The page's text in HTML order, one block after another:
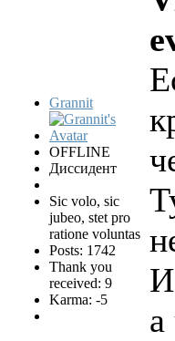
Grannit
OFFLINE
Диссидент
Sic volo, sic
jubeo, stet pro
ratione voluntas
Posts: 1742
Thank you
received: 9
Karma: -5
И
а